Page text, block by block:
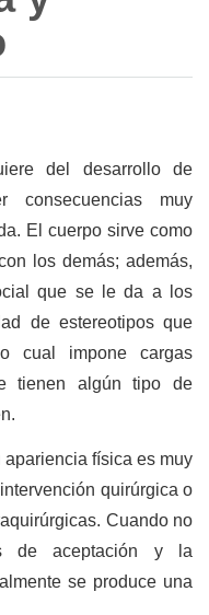
del desarrollo de
consecuencias muy
El cuerpo sirve como
los demás; además,
que se le da a los
de estereotipos que
cual impone cargas
tienen algún tipo de
física es muy
quirúrgica o
Cuando no
de aceptación y la
se produce una